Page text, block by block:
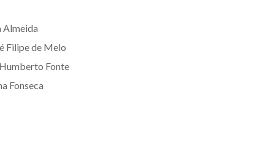
Almeida
Filipe de Melo
Humberto Fonte
Fonseca